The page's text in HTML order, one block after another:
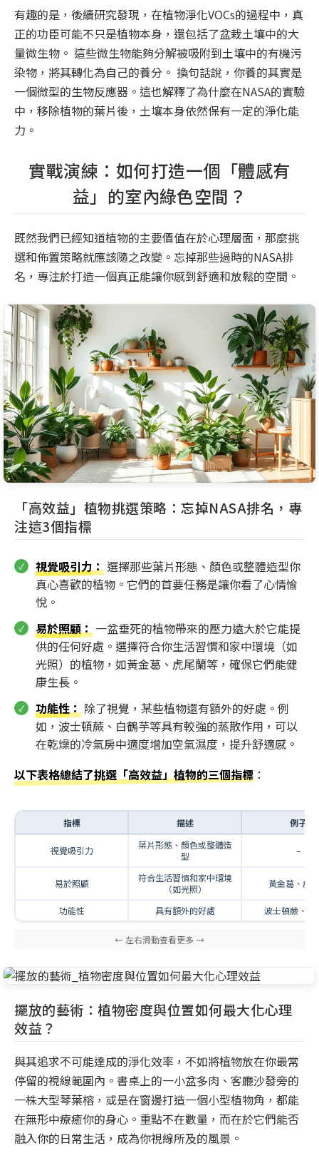
有趣的是，後續研究發現，在植物淨化VOCs的過程中，真
正的功臣可能不只是植物本身，還包括了盆栽土壤中的大
量微生物。 這些微生物能夠分解被吸附到土壤中的有機污
染物，將其轉化為自己的養分。 換句話說，你養的其實是
一個微型的生物反應器。這也解釋了為什麼在NASA的實驗
中，移除植物的葉片後，土壤本身依然保有一定的淨化能
力。
實戰演練：如何打造一個「體感有
益」的室內綠色空間？
既然我們已經知道植物的主要價值在於心理層面，那麼挑
選和佈置策略就應該隨之改變。忘掉那些過時的NASA排
名，專注於打造一個真正能讓你感到舒適和放鬆的空間。
「高效益」植物挑選策略：忘掉NASA排名，專
注這3個指標
視覺吸引力： 選擇那些葉片形態、顏色或整體造型你
真心喜歡的植物。它們的首要任務是讓你看了心情愉
悅。
易於照顧： 一盆垂死的植物帶來的壓力遠大於它能提
供的任何好處。選擇符合你生活習慣和家中環境（如
光照）的植物，如黃金葛、虎尾蘭等，確保它們能健
康生長。
功能性： 除了視覺，某些植物還有額外的好處。例
如，波士頓蕨、白鶴芋等具有較強的蒸散作用，可以
在乾燥的冷氣房中適度增加空氣濕度，提升舒適感。
以下表格總結了挑選「高效益」植物的三個指標 ：
指標 描述 例子
視覺吸引力
葉片形態、顏色或整體造
型
–
易於照顧
符合生活習慣和家中環境
（如光照）
黃金葛、虎
功能性 具有額外的好處 波士頓蕨、白
擺放的藝術：植物密度與位置如何最大化心理
效益？
與其追求不可能達成的淨化效率，不如將植物放在你最常
停留的視線範圍內。書桌上的一小盆多肉、客廳沙發旁的
一株大型琴葉榕，或是在窗邊打造一個小型植物角，都能
在無形中療癒你的身心。重點不在數量，而在於它們能否
融入你的日常生活，成為你視線所及的風景。